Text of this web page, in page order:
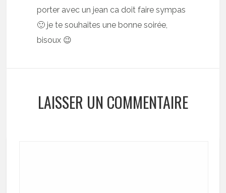
porter avec un jean ca doit faire sympas
🙂 je te souhaites une bonne soirée,
bisoux 😉
LAISSER UN COMMENTAIRE